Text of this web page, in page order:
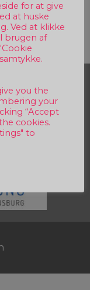
for at give
at huske
Ved at klikke
brugen af
you the
your
“Accept
cookies.
to